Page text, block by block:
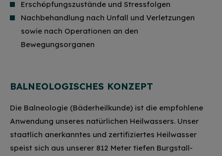
Erschöpfungszustände und Stressfolgen
Nachbehandlung nach Unfall und Verletzungen
sowie nach Operationen an den
Bewegungsorganen
BALNEOLOGISCHES KONZEPT
Die Balneologie (Bäderheilkunde) ist die empfohlene
Anwendung unseres natürlichen Heilwassers. Unser
staatlich anerkanntes und zertifiziertes Heilwasser
speist sich aus unserer 812 Meter tiefen Burgstall-